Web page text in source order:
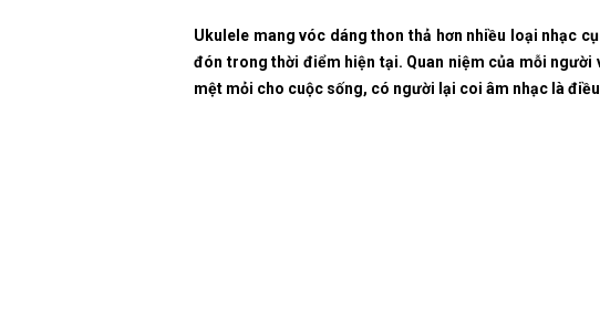
Ukulele mang vóc dáng thon thả hơn nhiều loại nhạc
đón trong thời điểm hiện tại. Quan niệm của mỗi
mệt mỏi cho cuộc sống, có người lại coi âm nhạc là